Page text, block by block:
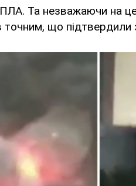
Та незважаючи на
точним, що підтвердили